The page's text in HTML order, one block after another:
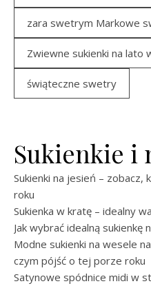
zara swetrym Markowe
Zwiewne sukienki na lato
świąteczne swetry
Sukienkie i
Sukienki na jesień –
roku
Sukienka w kratę – idealny
Jak wybrać idealną sukienkę
Modne sukienki na wesele
czym pójść o tej porze roku
Satynowe spódnice midi w